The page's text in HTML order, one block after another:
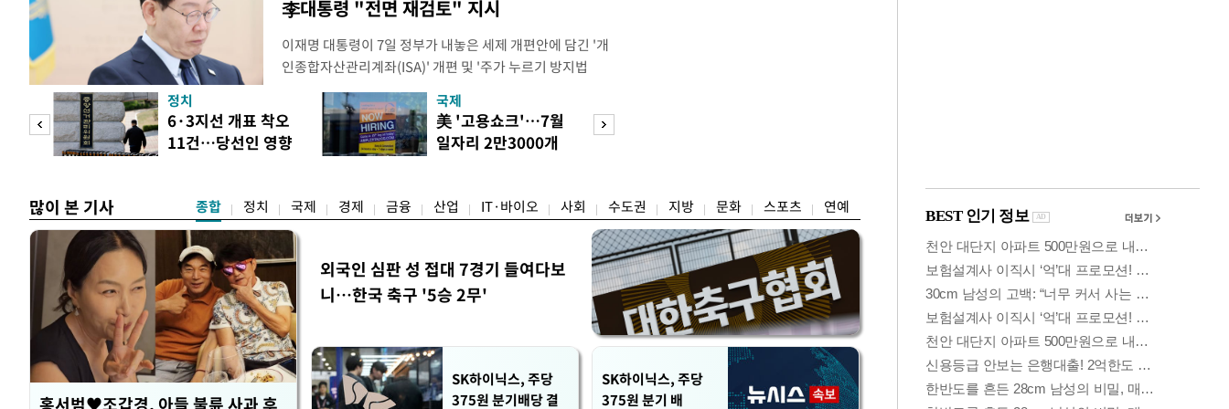
李대통령 "전면 재검토" 지시
이재명 대통령이 7일 정부가 내놓은 세제 개편안에 담긴 '개
인종합자산관리계좌(ISA)' 개편 및 '주가 누르기 방지법
안'을 전면 재검토 할 것을 지시했다. 이 대통령은 이날 참모
들과의 상황 점검 회의에서 ISA 개편 방안 및 주가 누르기 방
지법안을 둘러싼 투자자들의 반발 등에 대한 내용을 보고 받
았다. 이 자리에서 이 대통령은 ISA 개편안과
정치
6·3지선 개표 착오
11건…당선인 영향
국제
美 '고용쇼크'…7월
일자리 2만3000개
많이 본 기사 종합 정치 국제 경제 금융 산업 IT·바이오 사회 수도권 지방 문화 스포츠 연예
홍서범♥조갑경, 아들 불륜 사과 후
외국인 심판 성 접대 7경기 들여다보
니…한국 축구 '5승 2무'
SK하이닉스, 주당
375원 분기배당 결
SK하이닉스, 주당
375원 분기 배